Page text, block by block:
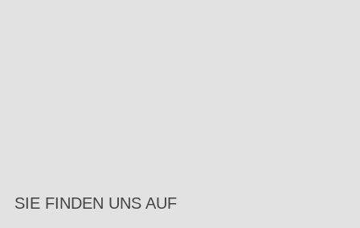
SIE FINDEN UNS AUF